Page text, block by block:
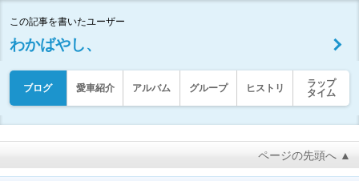
この記事を書いたユーザー
わかばやし、
ブログ 愛車紹介 アルバム グループ ヒストリ
ラップ
タイム
ページの先頭へ ▲